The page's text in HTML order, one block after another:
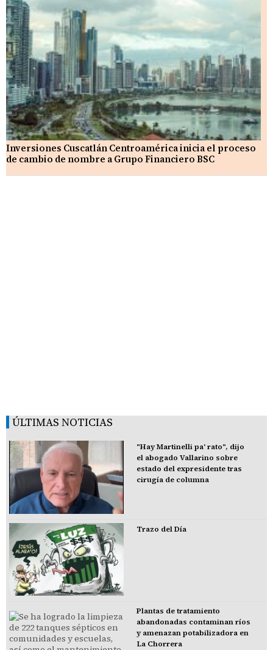
Inversiones Cuscatlán Centroamérica inicia el proceso
de cambio de nombre a Grupo Financiero BSC
ÚLTIMAS NOTICIAS
"Hay Martinelli pa' rato", dijo
el abogado Vallarino sobre
estado del expresidente tras
cirugía de columna
Trazo del Día
Plantas de tratamiento
abandonadas contaminan ríos
y amenazan potabilizadora en
La Chorrera